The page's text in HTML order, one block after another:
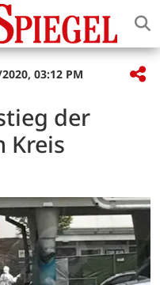
03:12 PM
der
Kreis